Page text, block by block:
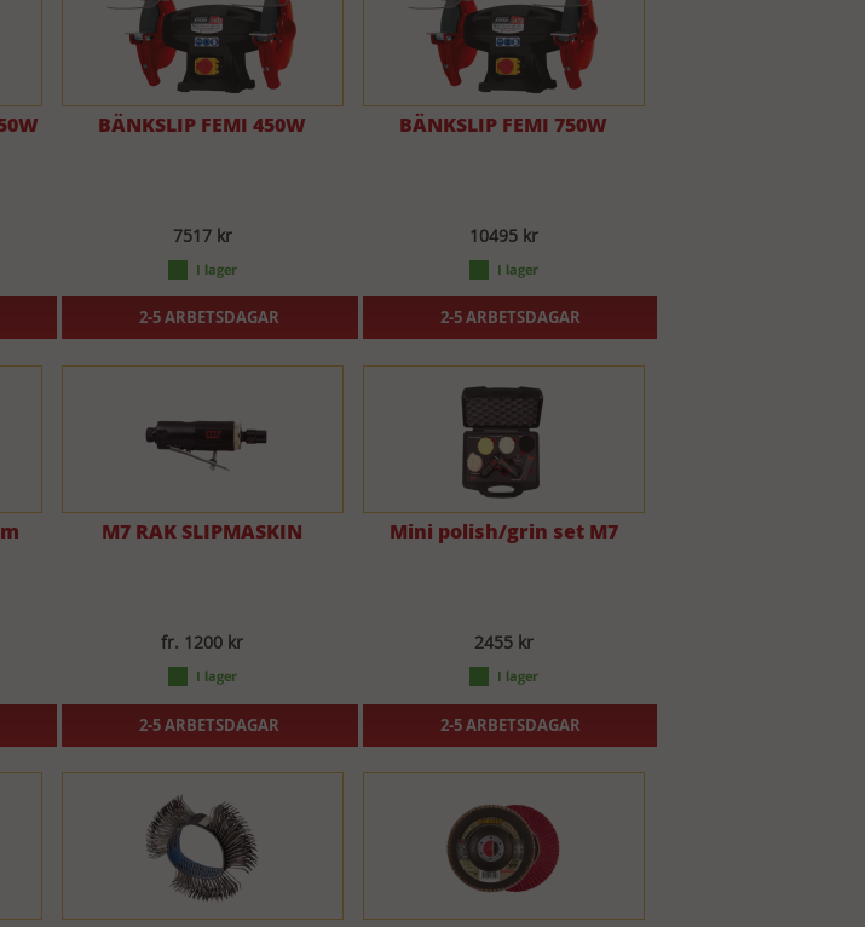
BÄNKSLIP FEMI 450W
7517 kr
2-5 ARBETSDAGAR
BÄNKSLIP FEMI 750W
10495 kr
2-5 ARBETSDAGAR
M7 RAK SLIPMASKIN
fr. 1200 kr
2-5 ARBETSDAGAR
Mini polish/grin set M7
2455 kr
2-5 ARBETSDAGAR